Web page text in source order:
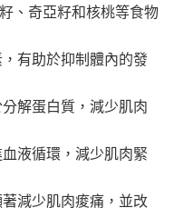
、奇亞籽和核桃等食物
有助於抑制體內的發
解蛋白質，減少肌肉
液循環，減少肌肉緊
減少肌肉痠痛，並改